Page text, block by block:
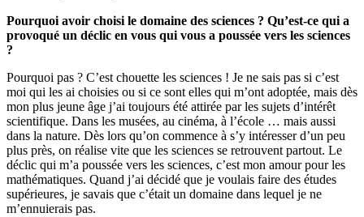
Pourquoi avoir choisi le domaine des sciences ? Qu’est-ce qui a
provoqué un déclic en vous qui vous a poussée vers les sciences
?
Pourquoi pas ? C’est chouette les sciences ! Je ne sais pas si c’est
moi qui les ai choisies ou si ce sont elles qui m’ont adoptée, mais dès
mon plus jeune âge j’ai toujours été attirée par les sujets d’intérêt
scientifique. Dans les musées, au cinéma, à l’école … mais aussi
dans la nature. Dès lors qu’on commence à s’y intéresser d’un peu
plus près, on réalise vite que les sciences se retrouvent partout. Le
déclic qui m’a poussée vers les sciences, c’est mon amour pour les
mathématiques. Quand j’ai décidé que je voulais faire des études
supérieures, je savais que c’était un domaine dans lequel je ne
m’ennuierais pas.